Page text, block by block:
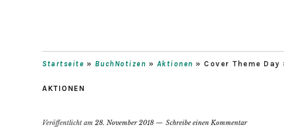
Startseite » BuchNotizen » Aktionen » Cover Theme
AKTIONEN
Veröffentlicht am 28. November 2018 Schreibe einen Kommentar